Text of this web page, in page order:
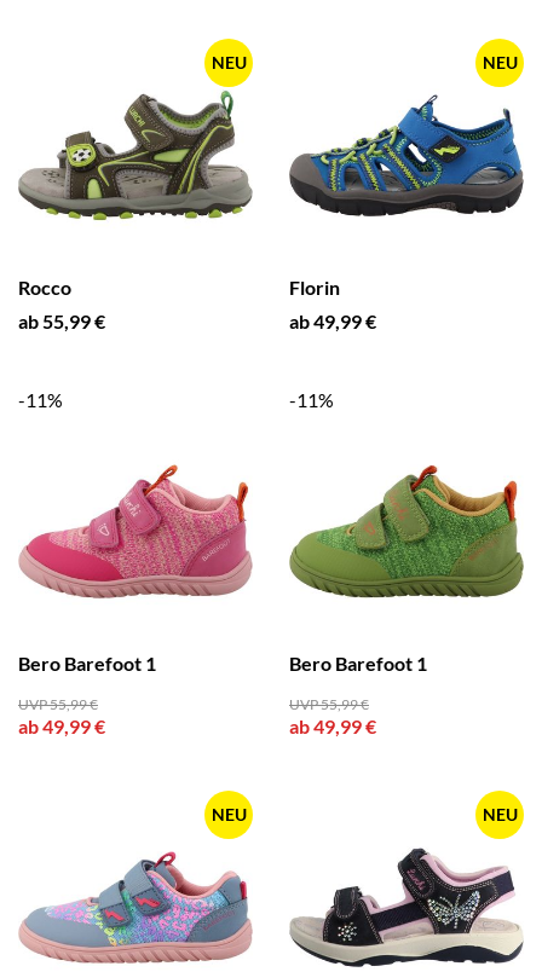
NEU
Rocco
ab 55,99 €
NEU
Florin
ab 49,99 €
-11%
Bero Barefoot 1
UVP 55,99 €
ab 49,99 €
-11%
Bero Barefoot 1
UVP 55,99 €
ab 49,99 €
NEU NEU